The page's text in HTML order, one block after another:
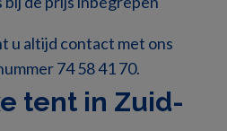
bestek voor 6 personen
voor koele avonden
U hoeft alleen
u altijd contact met ons
74 58 41 70.
tent in Zuid-